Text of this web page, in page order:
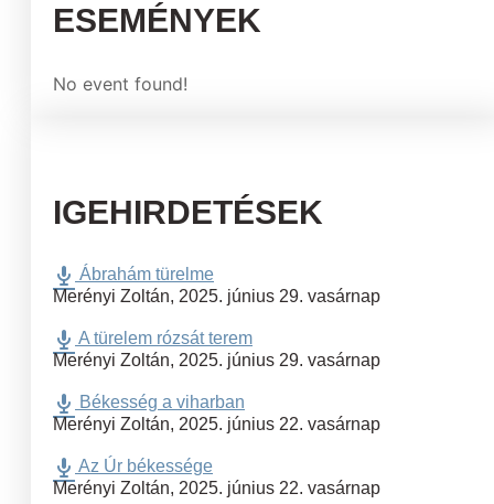
ESEMÉNYEK
No event found!
IGEHIRDETÉSEK
Ábrahám türelme
Merényi Zoltán, 2025. június 29. vasárnap
A türelem rózsát terem
Merényi Zoltán, 2025. június 29. vasárnap
Békesség a viharban
Merényi Zoltán, 2025. június 22. vasárnap
Az Úr békessége
Merényi Zoltán, 2025. június 22. vasárnap